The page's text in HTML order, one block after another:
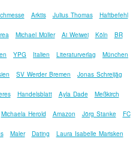
Arktis Julius Thomas Haftbefehl
Michael Müller Ai Weiwei Köln BR
YPG Italien Literaturverlag München
SV Werder Bremen Jonas Schreijäg
Handelsblatt Ayla Dade Meßkirch
Michaela Herold Amazon Jörg Stanke FC
Maler Dating Laura Isabelle Marisken